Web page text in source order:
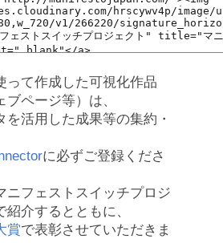
って作成した可視化作品
ブページ等）は、
を活用した成果等の集約・
に必ずご登録くださ
ニフェストスイッチプロジ
紹介するとともに、
賞で表彰させていただきま